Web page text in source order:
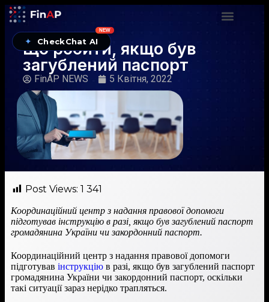
✦ CheckChat AI
NEW
Що робити, якщо був
загублений паспорт
FinAP NEWS 5 Квітня, 2022
Post Views: 1 341
Координаційний центр з надання правової допомоги
підготував інструкцію в разі, якщо був загублений паспорт
громадянина України чи закордонний паспорт.
Координаційний центр з надання правової допомоги
підготував інструкцію в разі, якщо був загублений паспорт
громадянина України чи закордонний паспорт, оскільки
такі ситуації зараз нерідко трапляться.